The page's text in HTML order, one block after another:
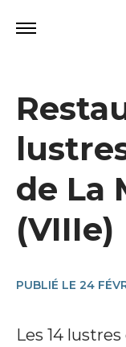
de La
(VIIIe)
PUBLIÉ LE 24
Les 14